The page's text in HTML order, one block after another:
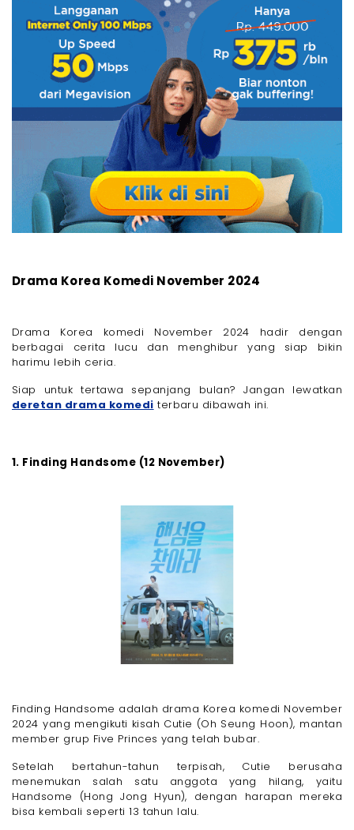
Drama Korea Komedi November 2024
Drama Korea komedi November 2024 hadir dengan
berbagai cerita lucu dan menghibur yang siap bikin
harimu lebih ceria.
Siap untuk tertawa sepanjang bulan? Jangan lewatkan
deretan drama komedi terbaru dibawah ini.
1. Finding Handsome (12 November)
Finding Handsome adalah drama Korea komedi November
2024 yang mengikuti kisah Cutie (Oh Seung Hoon), mantan
member grup Five Princes yang telah bubar.
Setelah bertahun-tahun terpisah, Cutie berusaha
menemukan salah satu anggota yang hilang, yaitu
Handsome (Hong Jong Hyun), dengan harapan mereka
bisa kembali seperti 13 tahun lalu.